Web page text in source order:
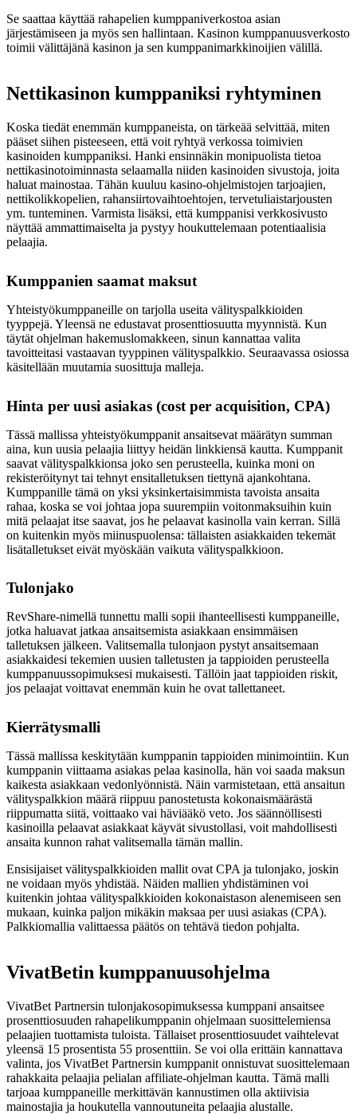
Se saattaa käyttää rahapelien kumppaniverkostoa asian
järjestämiseen ja myös sen hallintaan. Kasinon kumppanuusverkosto
toimii välittäjänä kasinon ja sen kumppanimarkkinoijien välillä.
Nettikasinon kumppaniksi ryhtyminen
Koska tiedät enemmän kumppaneista, on tärkeää selvittää, miten
pääset siihen pisteeseen, että voit ryhtyä verkossa toimivien
kasinoiden kumppaniksi. Hanki ensinnäkin monipuolista tietoa
nettikasinotoiminnasta selaamalla niiden kasinoiden sivustoja, joita
haluat mainostaa. Tähän kuuluu kasino-ohjelmistojen tarjoajien,
nettikolikkopelien, rahansiirtovaihtoehtojen, tervetuliaistarjousten
ym. tunteminen. Varmista lisäksi, että kumppanisi verkkosivusto
näyttää ammattimaiselta ja pystyy houkuttelemaan potentiaalisia
pelaajia.
Kumppanien saamat maksut
Yhteistyökumppaneille on tarjolla useita välityspalkkioiden
tyyppejä. Yleensä ne edustavat prosenttiosuutta myynnistä. Kun
täytät ohjelman hakemuslomakkeen, sinun kannattaa valita
tavoitteitasi vastaavan tyyppinen välityspalkkio. Seuraavassa osiossa
käsitellään muutamia suosittuja malleja.
Hinta per uusi asiakas (cost per acquisition, CPA)
Tässä mallissa yhteistyökumppanit ansaitsevat määrätyn summan
aina, kun uusia pelaajia liittyy heidän linkkiensä kautta. Kumppanit
saavat välityspalkkionsa joko sen perusteella, kuinka moni on
rekisteröitynyt tai tehnyt ensitalletuksen tiettynä ajankohtana.
Kumppanille tämä on yksi yksinkertaisimmista tavoista ansaita
rahaa, koska se voi johtaa jopa suurempiin voitonmaksuihin kuin
mitä pelaajat itse saavat, jos he pelaavat kasinolla vain kerran. Sillä
on kuitenkin myös miinuspuolensa: tällaisten asiakkaiden tekemät
lisätalletukset eivät myöskään vaikuta välityspalkkioon.
Tulonjako
RevShare-nimellä tunnettu malli sopii ihanteellisesti kumppaneille,
jotka haluavat jatkaa ansaitsemista asiakkaan ensimmäisen
talletuksen jälkeen. Valitsemalla tulonjaon pystyt ansaitsemaan
asiakkaidesi tekemien uusien talletusten ja tappioiden perusteella
kumppanuussopimuksesi mukaisesti. Tällöin jaat tappioiden riskit,
jos pelaajat voittavat enemmän kuin he ovat tallettaneet.
Kierrätysmalli
Tässä mallissa keskitytään kumppanin tappioiden minimointiin. Kun
kumppanin viittaama asiakas pelaa kasinolla, hän voi saada maksun
kaikesta asiakkaan vedonlyönnistä. Näin varmistetaan, että ansaitun
välityspalkkion määrä riippuu panostetusta kokonaismäärästä
riippumatta siitä, voittaako vai häviääkö veto. Jos säännöllisesti
kasinoilla pelaavat asiakkaat käyvät sivustollasi, voit mahdollisesti
ansaita kunnon rahat valitsemalla tämän mallin.
Ensisijaiset välityspalkkioiden mallit ovat CPA ja tulonjako, joskin
ne voidaan myös yhdistää. Näiden mallien yhdistäminen voi
kuitenkin johtaa välityspalkkioiden kokonaistason alenemiseen sen
mukaan, kuinka paljon mikäkin maksaa per uusi asiakas (CPA).
Palkkiomallia valittaessa päätös on tehtävä tiedon pohjalta.
VivatBetin kumppanuusohjelma
VivatBet Partnersin tulonjakosopimuksessa kumppani ansaitsee
prosenttiosuuden rahapelikumppanin ohjelmaan suosittelemiensa
pelaajien tuottamista tuloista. Tällaiset prosenttiosuudet vaihtelevat
yleensä 15 prosentista 55 prosenttiin. Se voi olla erittäin kannattava
valinta, jos VivatBet Partnersin kumppanit onnistuvat suosittelemaan
rahakkaita pelaajia pelialan affiliate-ohjelman kautta. Tämä malli
tarjoaa kumppaneille merkittävän kannustimen olla aktiivisia
mainostajia ja houkutella vannoutuneita pelaajia alustalle.